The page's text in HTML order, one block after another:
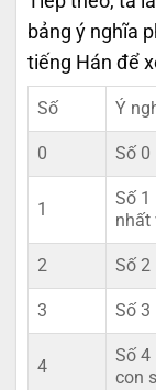
bảng ý nghĩa
tiếng Hán để
Số Ý
0 Số 0
1
Số 1
nhất
2 Số 2
3 Số
4
Số 4
con